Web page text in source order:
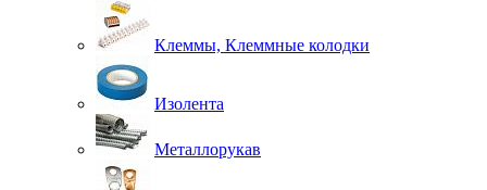
Клеммы, Клеммные колодки
Изолента
Металлорукав